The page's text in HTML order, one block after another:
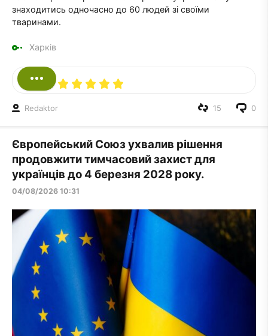
знаходитись одночасно до 60 людей зі своїми
тваринами.
Харків
Redaktor 0
15
Європейський Союз ухвалив рішення
продовжити тимчасовий захист для
українців до 4 березня 2028 року.
04/08/2026 10:31